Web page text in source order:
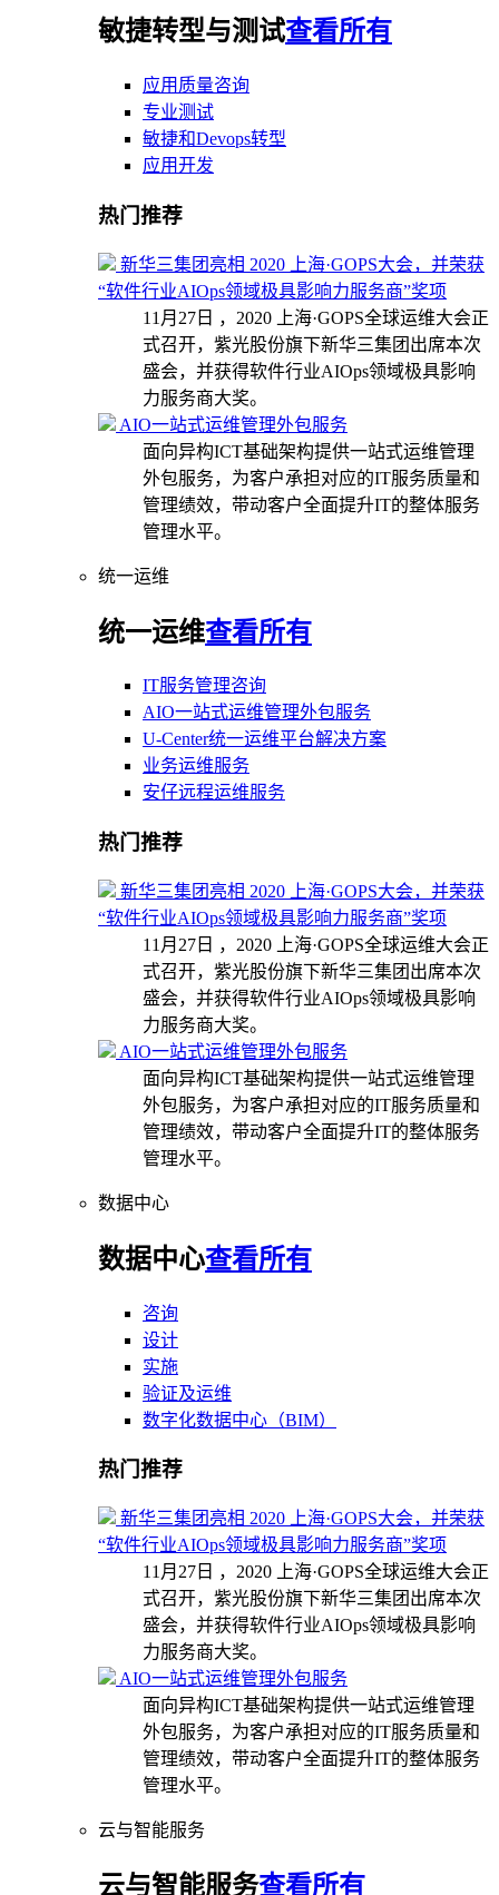
敏捷转型与测试查看所有
应用质量咨询
专业测试
敏捷和Devops转型
应用开发
热门推荐
新华三集团亮相 2020 上海·GOPS大会，并荣获
“软件行业AIOps领域极具影响力服务商”奖项
11月27日 ，2020 上海·GOPS全球运维大会正
式召开，紫光股份旗下新华三集团出席本次
盛会，并获得软件行业AIOps领域极具影响
力服务商大奖。
AIO一站式运维管理外包服务
面向异构ICT基础架构提供一站式运维管理
外包服务，为客户承担对应的IT服务质量和
管理绩效，带动客户全面提升IT的整体服务
管理水平。
统一运维
统一运维查看所有
IT服务管理咨询
AIO一站式运维管理外包服务
U-Center统一运维平台解决方案
业务运维服务
安仔远程运维服务
热门推荐
新华三集团亮相 2020 上海·GOPS大会，并荣获
“软件行业AIOps领域极具影响力服务商”奖项
11月27日 ，2020 上海·GOPS全球运维大会正
式召开，紫光股份旗下新华三集团出席本次
盛会，并获得软件行业AIOps领域极具影响
力服务商大奖。
AIO一站式运维管理外包服务
面向异构ICT基础架构提供一站式运维管理
外包服务，为客户承担对应的IT服务质量和
管理绩效，带动客户全面提升IT的整体服务
管理水平。
数据中心
数据中心查看所有
咨询
设计
实施
验证及运维
数字化数据中心（BIM）
热门推荐
新华三集团亮相 2020 上海·GOPS大会，并荣获
“软件行业AIOps领域极具影响力服务商”奖项
11月27日 ，2020 上海·GOPS全球运维大会正
式召开，紫光股份旗下新华三集团出席本次
盛会，并获得软件行业AIOps领域极具影响
力服务商大奖。
AIO一站式运维管理外包服务
面向异构ICT基础架构提供一站式运维管理
外包服务，为客户承担对应的IT服务质量和
管理绩效，带动客户全面提升IT的整体服务
管理水平。
云与智能服务
云与智能服务查看所有